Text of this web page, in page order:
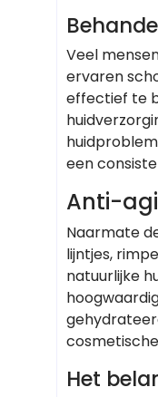
Veel
ervaren
effectief te
een
Anti-
Naarmate
lijntjes,
natuurlijke
Het